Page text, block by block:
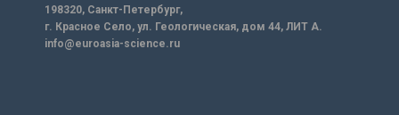
198320, Санкт-Петербург,
г. Красное Село, ул. Геологическая, дом 44, ЛИТ А.
info@euroasia-science.ru